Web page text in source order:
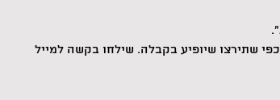
שתירצו שיופיע בקבלה. שילחו בקשה למייל